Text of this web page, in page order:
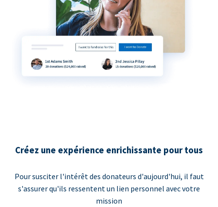
Créez une expérience enrichissante pour tous
Pour susciter l'intérêt des donateurs d'aujourd'hui, il faut
s'assurer qu'ils ressentent un lien personnel avec votre
mission